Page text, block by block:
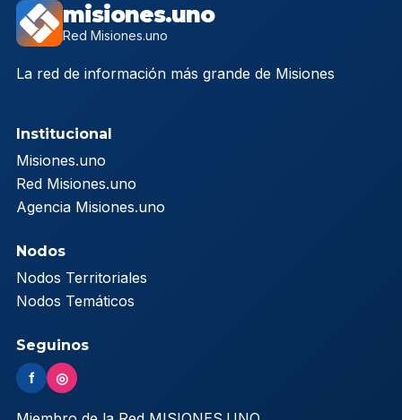
misiones.uno
Red Misiones.uno
La red de información más grande de Misiones
Institucional
Misiones.uno
Red Misiones.uno
Agencia Misiones.uno
Nodos
Nodos Territoriales
Nodos Temáticos
Seguinos
f ◎